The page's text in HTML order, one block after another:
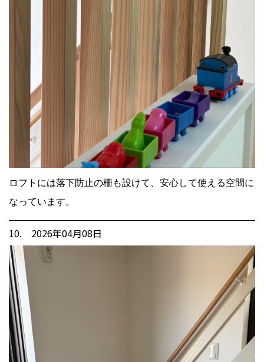
ロフトには落下防止の柵も設けて、安心して使える空間に
なっています。
10. 2026年04月08日